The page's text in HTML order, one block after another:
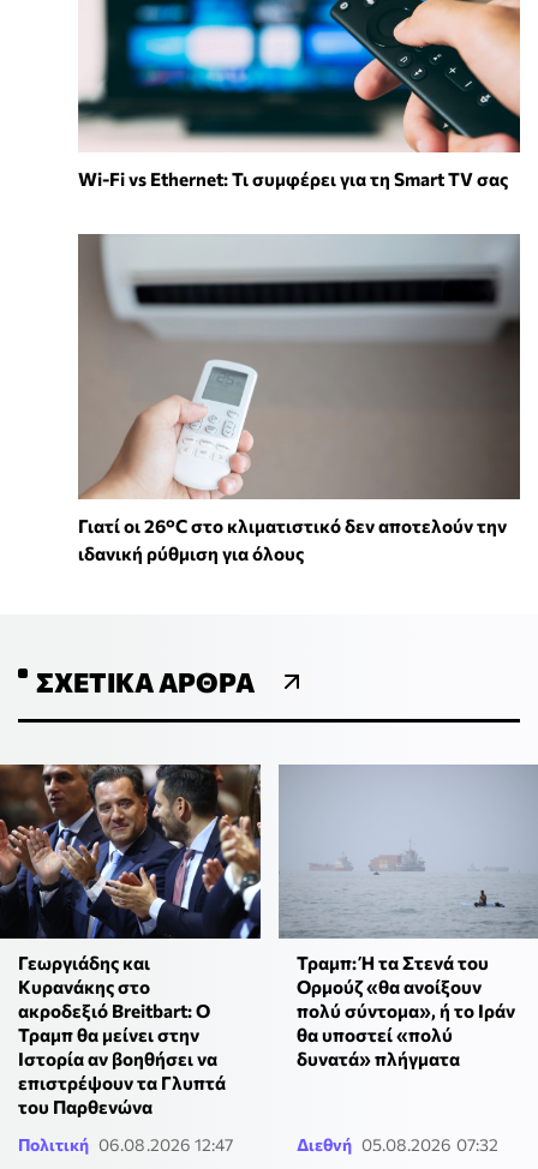
Wi-Fi vs Ethernet: Τι συμφέρει για τη Smart TV σας
Γιατί οι 26°C στο κλιματιστικό δεν αποτελούν την
ιδανική ρύθμιση για όλους
ΣΧΕΤΙΚΆ ΆΡΘΡΑ
Γεωργιάδης και
Κυρανάκης στο
ακροδεξιό Breitbart: Ο
Τραμπ θα μείνει στην
Ιστορία αν βοηθήσει να
επιστρέψουν τα Γλυπτά
του Παρθενώνα
Πολιτική 06.08.2026 12:47
Τραμπ: Ή τα Στενά του
Ορμούζ «θα ανοίξουν
πολύ σύντομα», ή το Ιράν
θα υποστεί «πολύ
δυνατά» πλήγματα
Διεθνή 05.08.2026 07:32